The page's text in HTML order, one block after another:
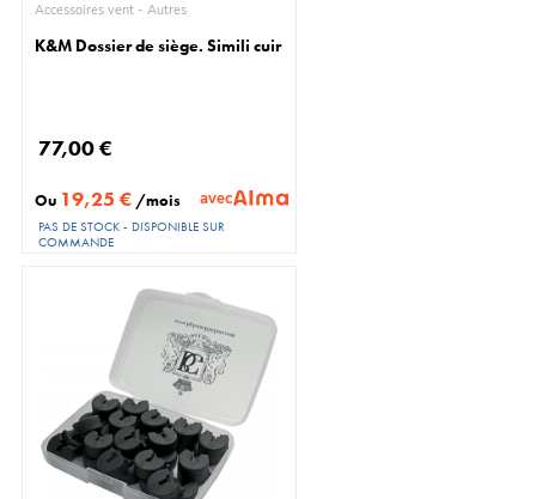
Accessoires vent - Autres
K&M Dossier de siège. Simili cuir
77,00 €
Ou 19,25 € /mois avec
PAS DE STOCK - DISPONIBLE SUR
COMMANDE